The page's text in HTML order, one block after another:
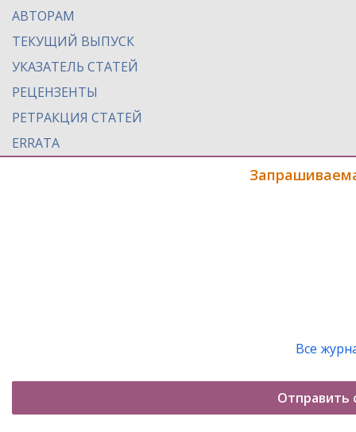
АВТОРАМ
ТЕКУЩИЙ ВЫПУСК
УКАЗАТЕЛЬ СТАТЕЙ
РЕЦЕНЗЕНТЫ
РЕТРАКЦИЯ СТАТЕЙ
ERRATA
Все
Отправить